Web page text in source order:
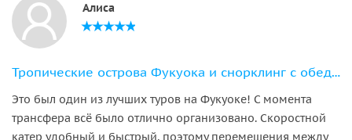
Алиса
Тропические острова Фукуока и снорклинг с обедом на борту
Это был один из лучших туров на Фукуоке! С момента
трансфера всё было отлично организовано. Скоростной
катер удобный и быстрый, поэтому перемещения между